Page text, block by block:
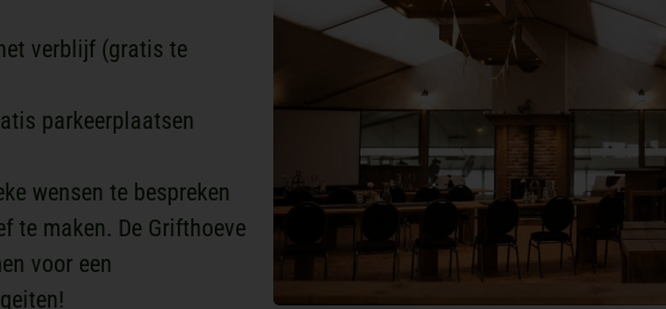
verblijf (gratis te
parkeerplaatsen
wensen te bespreken
te maken. De Grifthoeve
voor een